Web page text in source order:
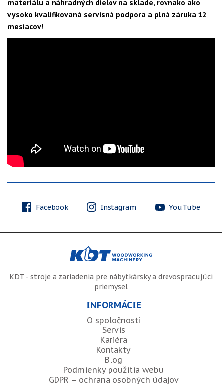
materiálu a náhradných dielov na sklade, rovnako ako
vysoko kvalifikovaná servisná podpora a plná záruka 12
mesiacov!
Facebook Instagram YouTube
KDT - stroje a zariadenia pre nábytkársky a drevospracujúci
priemysel
INFORMÁCIE
O spoločnosti
Servis
Kariéra
Kontakty
Blog
Podmienky použitia webu
GDPR – ochrana osobných údajov